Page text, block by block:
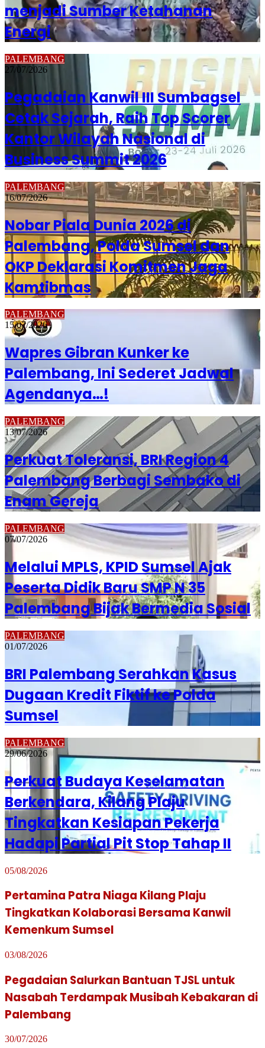
menjadi Sumber Ketahanan
Energi
PALEMBANG
27/07/2026
Pegadaian Kanwil III Sumbagsel
Cetak Sejarah, Raih Top Scorer
Kantor Wilayah Nasional di
Business Summit 2026
PALEMBANG
16/07/2026
Nobar Piala Dunia 2026 di
Palembang, Polda Sumsel dan
OKP Deklarasi Komitmen Jaga
Kamtibmas
PALEMBANG
15/07/2026
Wapres Gibran Kunker ke
Palembang, Ini Sederet Jadwal
Agendanya…!
PALEMBANG
13/07/2026
Perkuat Toleransi, BRI Region 4
Palembang Berbagi Sembako di
Enam Gereja
PALEMBANG
07/07/2026
Melalui MPLS, KPID Sumsel Ajak
Peserta Didik Baru SMP N 35
Palembang Bijak Bermedia Sosial
PALEMBANG
01/07/2026
BRI Palembang Serahkan Kasus
Dugaan Kredit Fiktif ke Polda
Sumsel
PALEMBANG
29/06/2026
Perkuat Budaya Keselamatan
Berkendara, Kilang Plaju
Tingkatkan Kesiapan Pekerja
Hadapi Partial Pit Stop Tahap II
05/08/2026
Pertamina Patra Niaga Kilang Plaju
Tingkatkan Kolaborasi Bersama Kanwil
Kemenkum Sumsel
03/08/2026
Pegadaian Salurkan Bantuan TJSL untuk
Nasabah Terdampak Musibah Kebakaran di
Palembang
30/07/2026